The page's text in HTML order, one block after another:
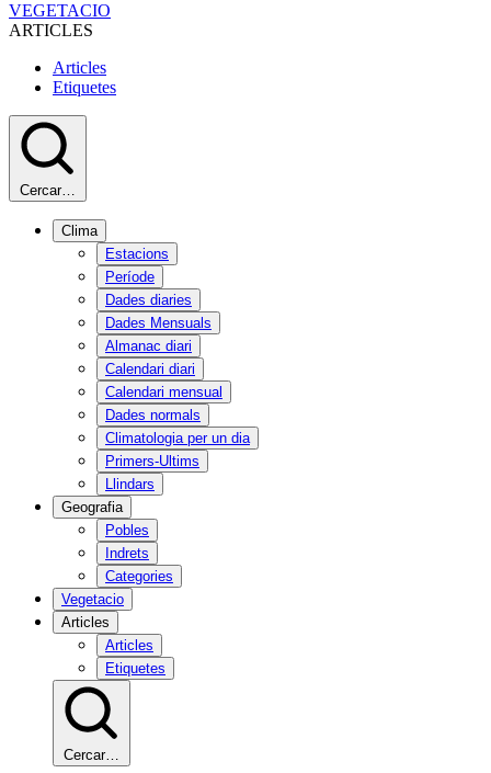
VEGETACIO
ARTICLES
Articles
Etiquetes
Cercar…
Clima
Estacions
Període
Dades diaries
Dades Mensuals
Almanac diari
Calendari diari
Calendari mensual
Dades normals
Climatologia per un dia
Primers-Ultims
Llindars
Geografia
Pobles
Indrets
Categories
Vegetacio
Articles
Articles
Etiquetes
Cercar…